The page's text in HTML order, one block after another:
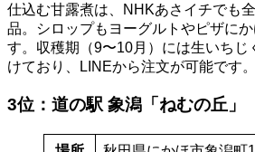
仕込む甘露煮は、NHKあさイチでも
品。シロップもヨーグルトやピザに
す。収穫期（9〜10月）には生いちじ
けており、LINEから注文が可能です。
3位：道の駅 象潟「ねむの丘」